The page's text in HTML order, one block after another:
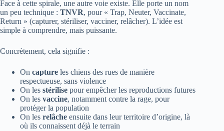
Face à cette spirale, une autre voie existe. Elle porte un nom
un peu technique : TNVR, pour « Trap, Neuter, Vaccinate,
Return » (capturer, stériliser, vacciner, relâcher). L’idée est
simple à comprendre, mais puissante.
Concrètement, cela signifie :
On capture les chiens des rues de manière
respectueuse, sans violence
On les stérilise pour empêcher les reproductions futures
On les vaccine, notamment contre la rage, pour
protéger la population
On les relâche ensuite dans leur territoire d’origine, là
où ils connaissent déjà le terrain